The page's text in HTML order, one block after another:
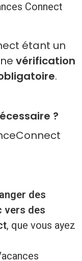
Connect
étant un
vérification
.
?
des
vers des
, que vous ayez